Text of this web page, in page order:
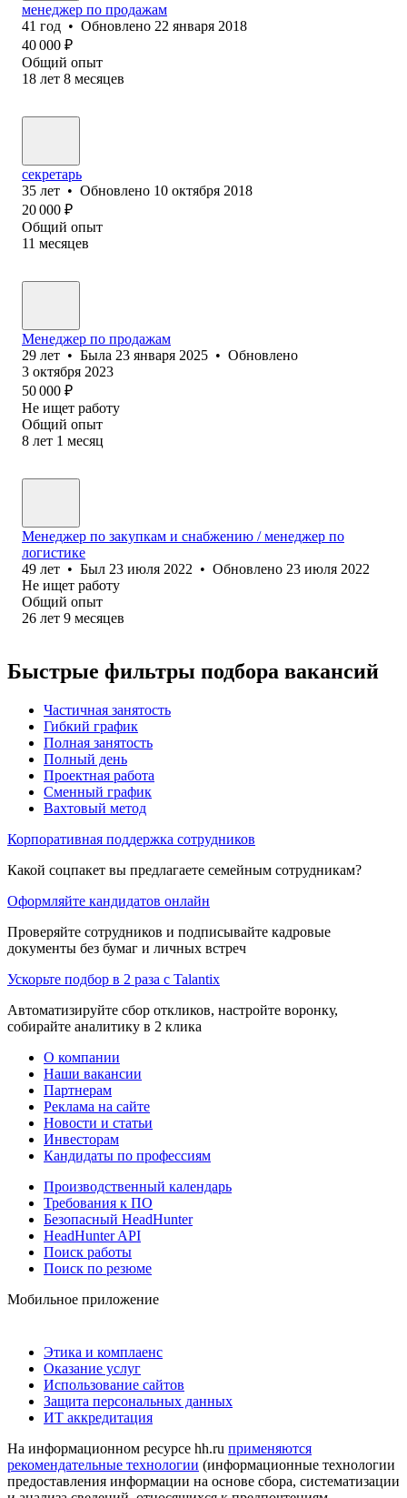
менеджер по продажам
41 год • Обновлено 22 января 2018
40 000 ₽
Общий опыт
18 лет 8 месяцев
секретарь
35 лет • Обновлено 10 октября 2018
20 000 ₽
Общий опыт
11 месяцев
Менеджер по продажам
29 лет • Была 23 января 2025 • Обновлено
3 октября 2023
50 000 ₽
Не ищет работу
Общий опыт
8 лет 1 месяц
Менеджер по закупкам и снабжению / менеджер по
логистике
49 лет • Был 23 июля 2022 • Обновлено 23 июля 2022
Не ищет работу
Общий опыт
26 лет 9 месяцев
Быстрые фильтры подбора вакансий
Частичная занятость
Гибкий график
Полная занятость
Полный день
Проектная работа
Сменный график
Вахтовый метод
Корпоративная поддержка сотрудников
Какой соцпакет вы предлагаете семейным сотрудникам?
Оформляйте кандидатов онлайн
Проверяйте сотрудников и подписывайте кадровые
документы без бумаг и личных встреч
Ускорьте подбор в 2 раза с Talantix
Автоматизируйте сбор откликов, настройте воронку,
собирайте аналитику в 2 клика
О компании
Наши вакансии
Партнерам
Реклама на сайте
Новости и статьи
Инвесторам
Кандидаты по профессиям
Производственный календарь
Требования к ПО
Безопасный HeadHunter
HeadHunter API
Поиск работы
Поиск по резюме
Мобильное приложение
Этика и комплаенс
Оказание услуг
Использование сайтов
Защита персональных данных
ИТ аккредитация
На информационном ресурсе hh.ru применяются
рекомендательные технологии (информационные технологии
предоставления информации на основе сбора, систематизации